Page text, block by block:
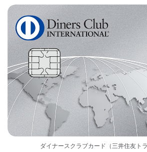
ダイナースクラブカード（三井住友ト